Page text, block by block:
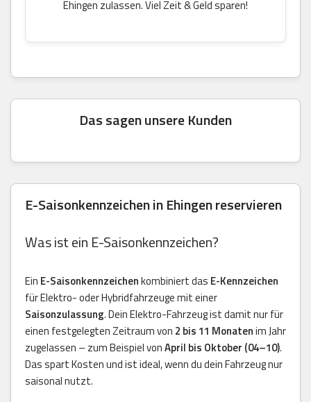
Ehingen zulassen. Viel Zeit & Geld sparen!
Das sagen unsere Kunden
E-Saisonkennzeichen in Ehingen reservieren
Was ist ein E-Saisonkennzeichen?
Ein E-Saisonkennzeichenkombiniert das E-Kennzeichen
für Elektro- oder Hybridfahrzeuge mit einer
Saisonzulassung. Dein Elektro-Fahrzeug ist damit nur für
einen festgelegten Zeitraum von 2 bis 11 Monatenim Jahr
zugelassen – zum Beispiel vonApril bis Oktober (04–10).
Das spart Kosten und ist ideal, wenn du dein Fahrzeug nur
saisonal nutzt.